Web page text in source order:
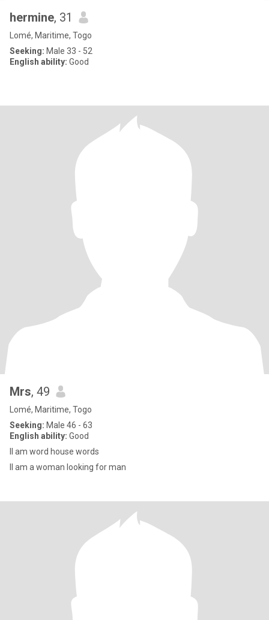
hermine, 31
Lomé, Maritime, Togo
Seeking: Male 33 - 52
English ability: Good
Mrs, 49
Lomé, Maritime, Togo
Seeking: Male 46 - 63
English ability: Good
ll am word house words
ll am a woman looking for man